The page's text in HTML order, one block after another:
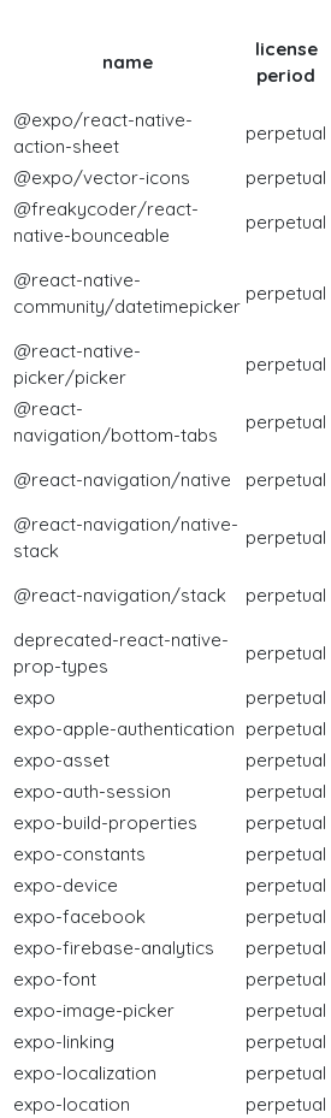
name
license
period
@expo/react-native-
action-sheet
perpetual
@expo/vector-icons
perpetual
@freakycoder/react-
native-bounceable
perpetual
@react-native-
community/datetimepicker
perpetual
@react-native-
picker/picker
perpetual
@react-
navigation/bottom-tabs
perpetual
@react-navigation/native perpetual
@react-navigation/native-
stack
perpetual
@react-navigation/stack perpetual
deprecated-react-native-
prop-types
perpetual
expo
perpetual
expo-apple-authentication perpetual
expo-asset
perpetual
expo-auth-session
perpetual
expo-build-properties
perpetual
expo-constants
perpetual
expo-device
perpetual
expo-facebook
perpetual
expo-firebase-analytics
perpetual
expo-font
perpetual
expo-image-picker
perpetual
expo-linking
perpetual
expo-localization
perpetual
expo-location
perpetual